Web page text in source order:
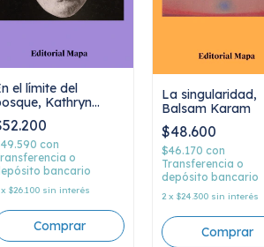
el límite del
Kathryn
con
o
bancario
x $26.100 sin interés
La singularidad,
Balsam Karam
$48.600
$46.170 con
Transferencia o
depósito bancario
2 x $24.300 sin interés